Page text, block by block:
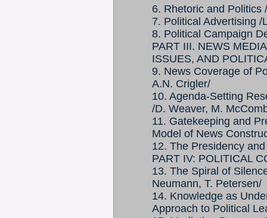
6. Rhetoric and Politics
7. Political Advertising /
8. Political Campaign
PART III. NEWS
ISSUES, AND
9. News Coverage of
A.N. Crigler/
10. Agenda-Setting
/D. Weaver, M.
11. Gatekeeping and
Model of News
12. The Presidency
PART IV: POLITICAL
13. The Spiral of
Neumann, T. Petersen/
14. Knowledge as
Approach to Political